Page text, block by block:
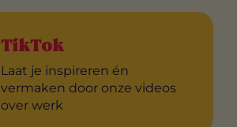
TikTok
Laat je inspireren én
vermaken door onze videos
over werk